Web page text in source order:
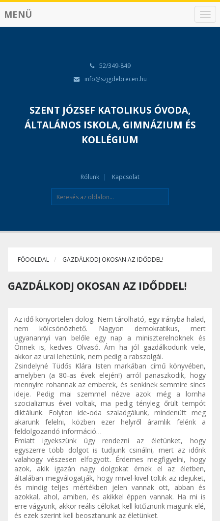
N
a
MENÜ
52/349-849
info@szjgdebrecen.hu
SZENT JÓZSEF KATOLIKUS ÓVODA,
ÁLTALÁNOS ISKOLA, GIMNÁZIUM ÉS
KOLLÉGIUM
Rólunk Kapcsolat
FŐOOLDAL GAZDÁLKODJ OKOSAN AZ IDŐDDEL!
GAZDÁLKODJ OKOSAN AZ IDŐDDEL!
Az idő könyörtelen dolog. Nem tárolható, egy irányba halad,
nem kölcsönözhető. Nagyon demokratikus, mert
ugyanannyi van belőle egy nap a miniszterelnöknek és
Önnek is, kedves Olvasó. Ám ha jól gazdálkodunk vele,
akkor az urai lehetünk, nem pedig a rabszolgái.
Zsindelyné Tüdős Klára Isten markában című könyvében,
amelyben (a 80-as évek elején!) arról panaszkodik, hogy
mennyire rohannak az emberek, és senkinek semmire sincs
ideje. Pedig mai szemmel nézve azok még a lomha
szocializmus évei voltak, ma pedig tényleg őrült tempót
diktálunk. Folyton ide-oda szaladgálunk, mindenütt meg
akarunk felelni, közben ezer helyről áramlik felénk a
feldolgozandó információ…
Emiatt igyekszünk úgy rendezni az életünket, hogy
egyszerre több dolgot is tudjunk csinálni, mert az időnk
valahogy vészesen elfogyott. Érdemes megfigyelni, hogy
azok, akik igazán nagy dolgokat érnek el az életben,
általában megválogatják, hogy mivel-kivel töltik az idejüket,
és mindig teljes mértékben jelen vannak ott, abban és
azokkal, ahol, amiben, és akikkel éppen vannak. Ha mi is
erre vágyunk, akkor reális célokat kell kitűznünk magunk elé,
és ezek szerint kell beosztanunk az életünket.